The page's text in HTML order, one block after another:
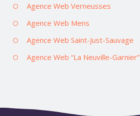
Agence Web Verneusses
Agence Web Mens
Agence Web Saint-Just-Sauvage
Agence Web “La Neuville-Garnier”